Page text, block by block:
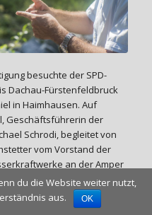
besuchte der SPD-
Dachau-Fürstenfeldbruck
in Haimhausen. Auf
Geschäftsführerin der
Schrodi, begleitet von
vom Vorstand der
an der Amper
und wirtschaftlichen
Energieerzeugung
Unternehmen
du die Website weiter nutzt,
aus.
OK